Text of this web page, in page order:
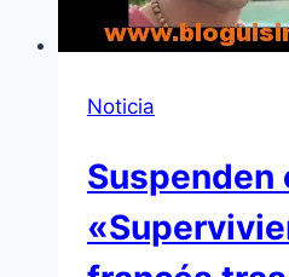
Noticia
Suspenden